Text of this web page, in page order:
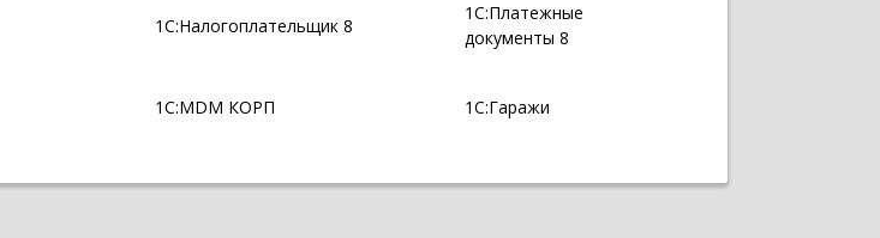
1С:Налогоплательщик 8
1С:Платежные
документы 8
1С:MDM КОРП 1С:Гаражи